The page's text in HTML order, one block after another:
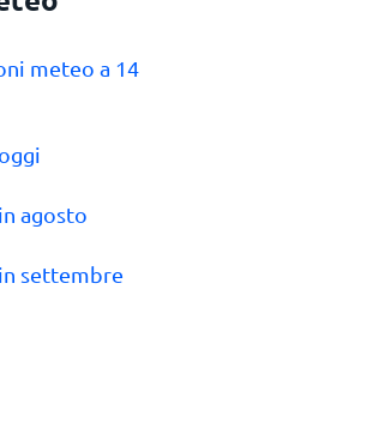
meteo a 14
agosto
settembre